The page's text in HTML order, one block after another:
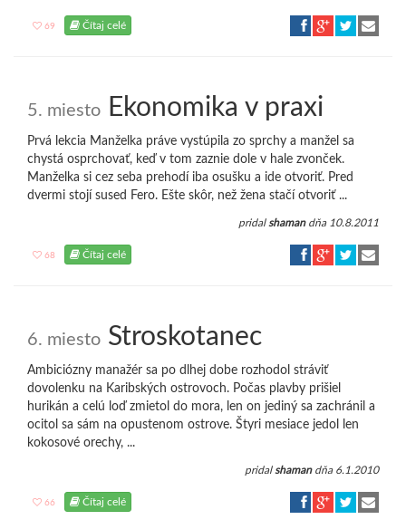
69 Čítaj celé
5. miesto Ekonomika v praxi
Prvá lekcia Manželka práve vystúpila zo sprchy a manžel sa
chystá osprchovať, keď v tom zaznie dole v hale zvonček.
Manželka si cez seba prehodí iba osušku a ide otvoriť. Pred
dvermi stojí sused Fero. Ešte skôr, než žena stačí otvoriť ...
pridal shamandňa 10.8.2011
68 Čítaj celé
6. miesto Stroskotanec
Ambiciózny manažér sa po dlhej dobe rozhodol stráviť
dovolenku na Karibských ostrovoch. Počas plavby prišiel
hurikán a celú loď zmietol do mora, len on jediný sa zachránil a
ocitol sa sám na opustenom ostrove. Štyri mesiace jedol len
kokosové orechy, ...
pridal shamandňa 6.1.2010
66 Čítaj celé